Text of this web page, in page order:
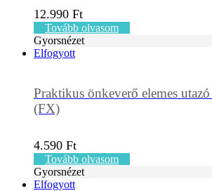
12.990 Ft
Tovább olvasom
Gyorsnézet
Elfogyott
Praktikus önkeverő elemes
(FX)
4.590 Ft
Tovább olvasom
Gyorsnézet
Elfogyott